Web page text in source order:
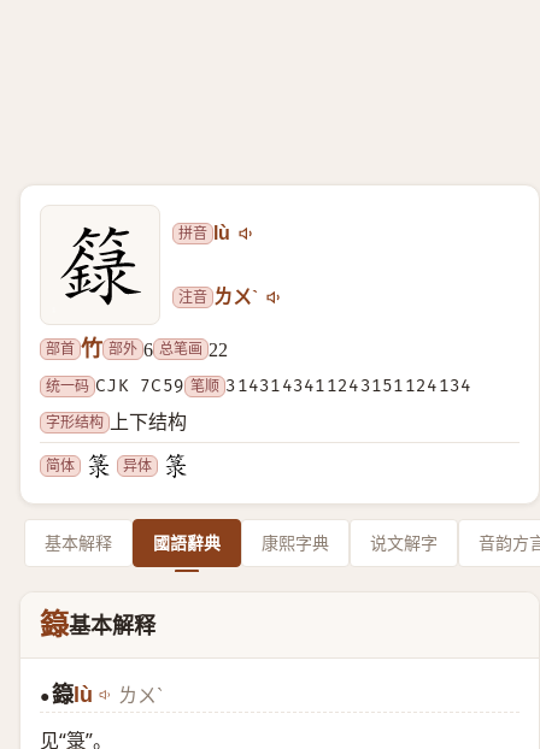
拼音 lù
注音 ㄌㄨˋ
部首 竹 部外 6 总笔画 22
统一码 CJK 7C59 笔顺 3143143411243151124134
字形结构
上下结构
简体 异体
基本解释 國語辭典 康熙字典 说文解字 音韵方
籙基本解释
●籙lù ㄌㄨˋ
见“箓”。